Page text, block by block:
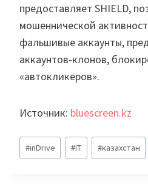
предоставляет SHIELD,
мошеннической
фальшивые аккаунты,
аккаунтов-клонов,
«автокликеров».
Источник: bluescreen.kz
Метки
записи:
#inDrive #IT #казахстан